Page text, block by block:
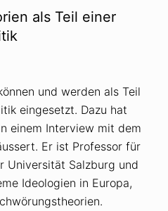
als Teil einer
und werden als Teil
eingesetzt. Dazu hat
einem Interview mit dem
Er ist Professor für
Universität Salzburg und
Ideologien in Europa,